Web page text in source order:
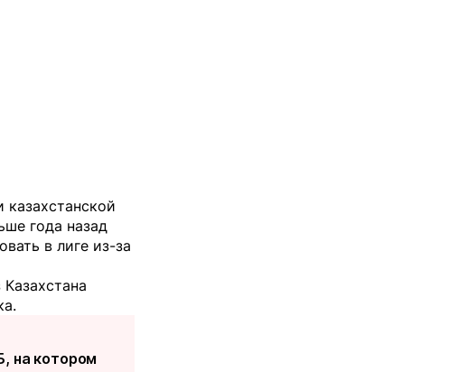
года назад
в лиге из-за
на котором